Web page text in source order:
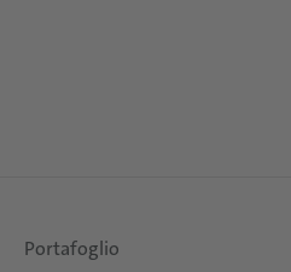
Portafoglio